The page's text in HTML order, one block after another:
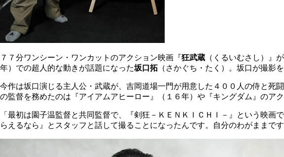
７７分ワンシーン・ワンカットのアクション映画『狂武蔵 （くるいむさし）』
年）での超人的な動きが話題になった坂口拓 （さかぐち・たく）。坂口が撮影
今作は坂口演じる主人公・武蔵が、吉岡道場一門が用意した４００人の侍と死
の監督を務めたのは『アイアムアヒーロー』（１６年）や『キングダム』のア
「最初は園子温監督と共同監督で、『剣狂－ＫＥＮＫＩＣＨＩ－』という映
らえるなら』とスタッフと話して撮ることになったんです。自分のわがままで